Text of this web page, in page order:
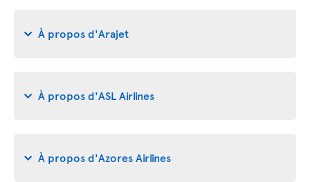
À propos d'Arajet
À propos d'ASL Airlines
À propos d'Azores Airlines